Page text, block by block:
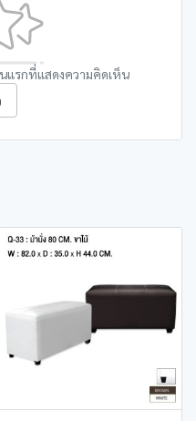
แรกที่แสดงความคิดเห็น